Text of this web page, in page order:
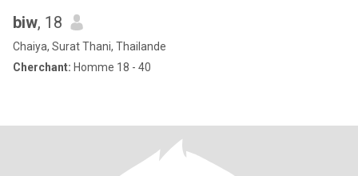
biw, 18
Chaiya, Surat Thani, Thailande
Cherchant: Homme 18 - 40